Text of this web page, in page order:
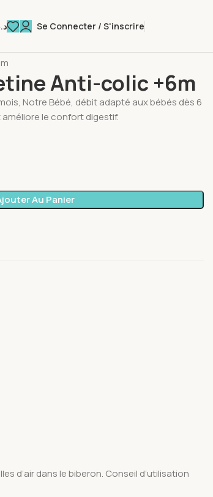
Se Connecter / S'inscrire
Anti-colic +6m
Notre Bébé, débit adapté aux bébés dès 6
améliore le confort digestif.
Au Panier
d’air dans le biberon. Conseil d’utilisation